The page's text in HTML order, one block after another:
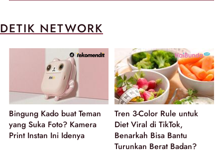
DETIK NETWORK
Bingung Kado buat Teman
yang Suka Foto? Kamera
Print Instan Ini Idenya
Tren 3-Color Rule untuk
Diet Viral di TikTok,
Benarkah Bisa Bantu
Turunkan Berat Badan?